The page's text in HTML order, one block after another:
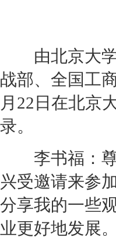
由北京大学
战部、全国工
月22日在北京
录。
李书福：尊
兴受邀请来参
分享我的一些
业更好地发展。